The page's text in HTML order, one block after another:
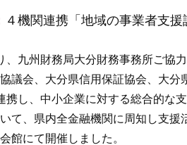
４機関連携「地域の事業者支
九州財務局大分財務事務所ご協
議会、大分県信用保証協会、大
携し、中小企業に対する総合的な
て、県内全金融機関に周知し支
館にて開催しました。